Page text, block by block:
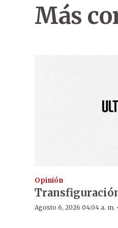
Más
Opinión
Agosto 6, 2026 04:04 a. m. ·